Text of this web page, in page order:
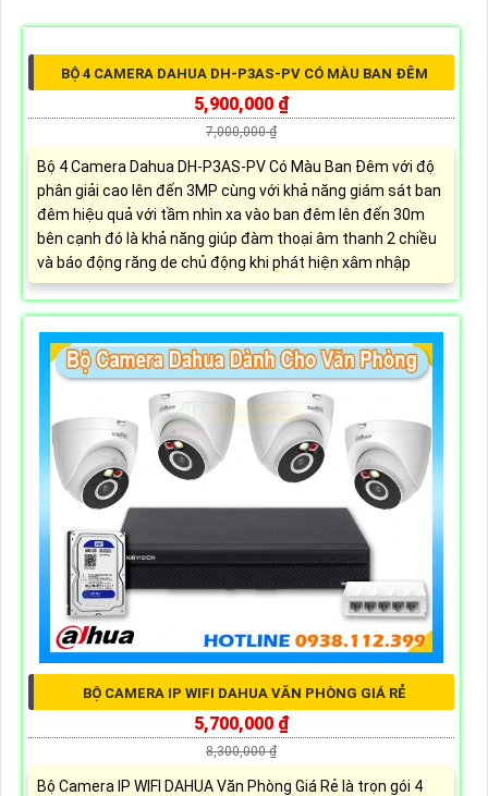
BỘ 4 CAMERA DAHUA DH-P3AS-PV CÓ MÀU BAN ĐÊM
5,900,000 ₫
7,000,000 ₫
Bộ 4 Camera Dahua DH-P3AS-PV Có Màu Ban Đêm với độ
phân giải cao lên đến 3MP cùng với khả năng giám sát ban
đêm hiệu quả với tầm nhìn xa vào ban đêm lên đến 30m
bên cạnh đó là khả năng giúp đàm thoại âm thanh 2 chiều
và báo động răng de chủ động khi phát hiện xâm nhập
BỘ CAMERA IP WIFI DAHUA VĂN PHÒNG GIÁ RẺ
5,700,000 ₫
8,300,000 ₫
Bộ Camera IP WIFI DAHUA Văn Phòng Giá Rẻ là trọn gói 4